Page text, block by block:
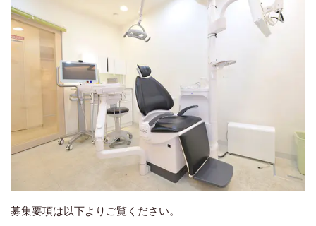
募集要項は以下よりご覧ください。